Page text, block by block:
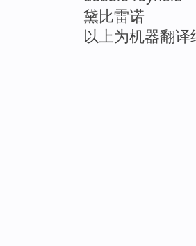
黛比雷诺
以上为机器翻